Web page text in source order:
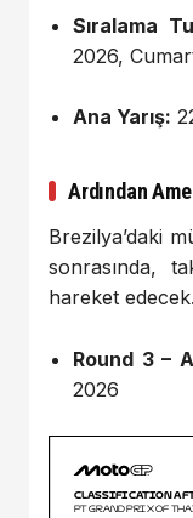
Sıralama
2026,
Ana Yarış:
Ardından
Brezilya’daki
sonrasında,
hareket edecek.
Round 3 –
2026